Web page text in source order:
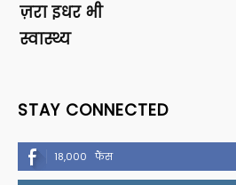
ज़रा इधर भी
स्वास्थ्य
STAY CONNECTED
18,000 फैंस